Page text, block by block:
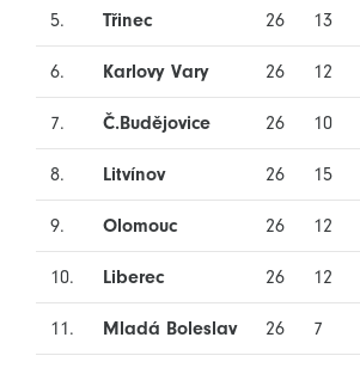
5. Třinec 26 13
6. Karlovy Vary 26 12
7. Č.Budějovice 26 10
8. Litvínov 26 15
9. Olomouc 26 12
10. Liberec 26 12
11. Mladá Boleslav 26 7